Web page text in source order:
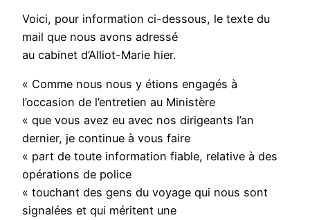
Voici, pour information ci-dessous, le texte du
mail que nous avons adressé
au cabinet d’Alliot-Marie hier.
« Comme nous nous y étions engagés à
l’occasion de l’entretien au Ministère
« que vous avez eu avec nos dirigeants l’an
dernier, je continue à vous faire
« part de toute information fiable, relative à des
opérations de police
« touchant des gens du voyage qui nous sont
signalées et qui méritent une